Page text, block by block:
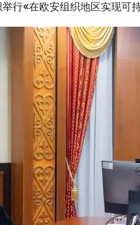
行«在欧安组织地区实现可